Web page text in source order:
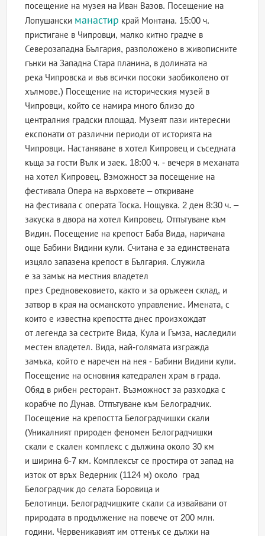
посещение на музея на Иван Вазов. Посещение на
Лопушански манастир край Монтана. 15:00 ч.
пристигане в Чипровци, малко китно градче в
Северозападна България, разположено в живописните
гънки на Западна Стара планина, в долината на
река Чипровска и във всички посоки заобиколено от
хълмове.) Посещение на историческия музей в
Чипровци, който се намира много близо до
централния градски площад. Музеят пази интересни
експонати от различни периоди от историята на
Чипровци. Настаняване в хотел Кипровец и съседната
къща за гости Вълк и заек. 18:00 ч. - вечеря в механата
на хотел Кипровец. Взможност за посещение на
фестивала Опера на върховете – откриване
на фестивала с операта Тоска. Нощувка. 2 ден 8:30 ч. –
закуска в двора на хотел Кипровец. Отпътуване към
Видин. Посещение на крепост Баба Вида, наричана
още Бабини Видини кули. Считана е за единствената
изцяло запазена крепост в България. Служила
е за замък на местния владетел
през Средновековието, както и за оръжеен склад, и
затвор в края на османското управление. Имената, с
които е известна крепостта днес произхождат
от легенда за сестрите Вида, Кула и Гъмза, наследили
местен владетел. Вида, най-голямата изгражда
замъка, който е наречен на нея - Бабини Видини кули.
Посещение на основния катедрален храм в града.
Обяд в рибен ресторант. Възможност за разходка с
корабче по Дунав. Отпътуване към Белоградчик.
Посещение на крепостта Белоградчишки скали
(Уникалният природен феномен Белоградчишки
скали е скален комплекс с дължина около 30 км
и ширина 6-7 км. Комплексът се простира от запад на
изток от връх Ведерник (1124 м) около град
Белоградчик до селата Боровица и
Белотинци. Белоградчишките скали са извайвани от
природата в продължение на повече от 200 млн.
години. Червеникавият им оттенък се дължи на